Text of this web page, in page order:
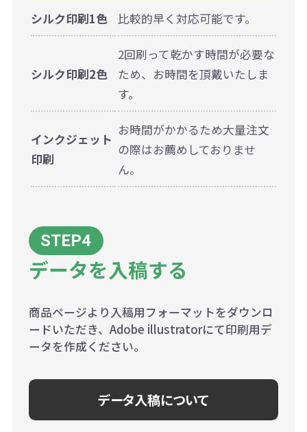
シルク印刷1色
比較的早く対応可能です。
シルク印刷2色
2回刷って乾かす時間が必要な
ため、お時間を頂戴いたしま
す。
インクジェット
印刷
お時間がかかるため大量注文
の際はお薦めしておりませ
ん。
データを入稿する
商品ページより入稿用フォーマットをダウンロ
ードいただき、Adobe illustratorにて印刷用デ
ータを作成ください。
データ入稿について